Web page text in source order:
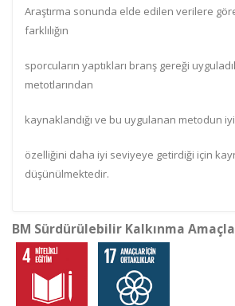
Araştırma sonunda elde edilen verilere
farklılığın
sporcuların yaptıkları branş gereği
metotlarından
kaynaklandığı ve bu uygulanan metodun
özelliğini daha iyi seviyeye getirdiği için
düşünülmektedir.
BM Sürdürülebilir Kalkınma